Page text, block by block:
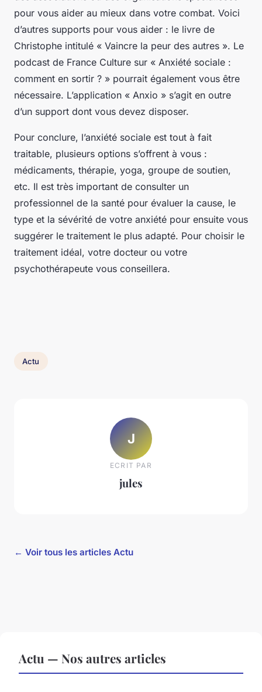
pour vous aider au mieux dans votre combat. Voici
d’autres supports pour vous aider : le livre de
Christophe intitulé « Vaincre la peur des autres ». Le
podcast de France Culture sur « Anxiété sociale :
comment en sortir ? » pourrait également vous être
nécessaire. L’application « Anxio » s’agit en outre
d’un support dont vous devez disposer.
Pour conclure, l’anxiété sociale est tout à fait
traitable, plusieurs options s’offrent à vous :
médicaments, thérapie, yoga, groupe de soutien,
etc. Il est très important de consulter un
professionnel de la santé pour évaluer la cause, le
type et la sévérité de votre anxiété pour ensuite vous
suggérer le traitement le plus adapté. Pour choisir le
traitement idéal, votre docteur ou votre
psychothérapeute vous conseillera.
Actu
J
ECRIT PAR
jules
← Voir tous les articles Actu
Actu — Nos autres articles